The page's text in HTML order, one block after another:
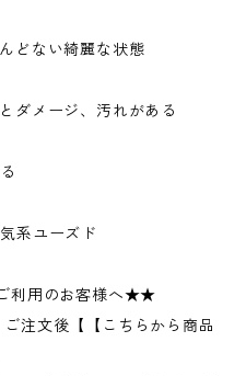
どない綺麗な状態
ダメージ、汚れがある
系ユーズド
利用のお客様へ★★
注文後【【こちらから商品